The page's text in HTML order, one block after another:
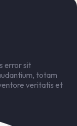
error sit
totam
veritatis et